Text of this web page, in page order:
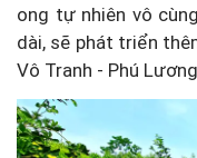
ong tự nhiên vô
dài, sẽ phát triển
Vô Tranh - Phú